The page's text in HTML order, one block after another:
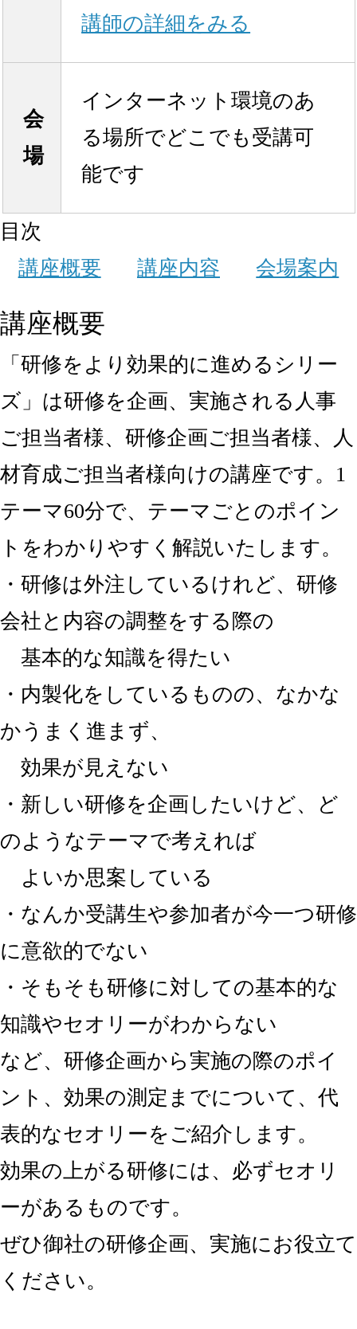
講師の詳細をみる
会
場
インターネット環境のあ
る場所でどこでも受講可
能です
目次
講座概要
講座内容 会場案内
講座概要
「研修をより効果的に進めるシリー
ズ」は研修を企画、実施される人事
ご担当者様、研修企画ご担当者様、人
材育成ご担当者様向けの講座です。1
テーマ60分で、テーマごとのポイン
トをわかりやすく解説いたします。
・研修は外注しているけれど、研修
会社と内容の調整をする際の
基本的な知識を得たい
・内製化をしているものの、なかな
かうまく進まず、
効果が見えない
・新しい研修を企画したいけど、ど
のようなテーマで考えれば
よいか思案している
・なんか受講生や参加者が今一つ研修
に意欲的でない
・そもそも研修に対しての基本的な
知識やセオリーがわからない
など、研修企画から実施の際のポイ
ント、効果の測定までについて、代
表的なセオリーをご紹介します。
効果の上がる研修には、必ずセオリ
ーがあるものです。
ぜひ御社の研修企画、実施にお役立て
ください。